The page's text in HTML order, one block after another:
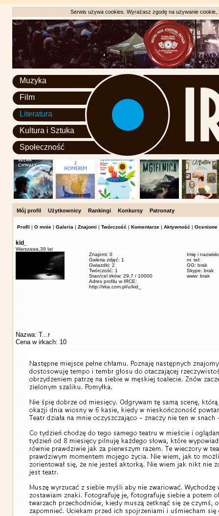
Serwis używa cookies. Wyrażasz zgodę na używanie
Muzyka
Film
Literatura
Kultura i Sztuka
Społeczność
Mój profil Użytkownicy Rankingi Konkursy Patronaty
Profil | O mnie | Galeria | Znajomi | Twórczość | Komentarze | Aktywność | Ocenione
kid_
Warszawa, 39 lat
Znajomi: 0
Galeria zdjęć: 1
Gwiazdki: 2
Twórczość: 1
Stan/cel irków: 29,7 / 10000
Adres profilu w IRCE:
http://irka.com.pl/u/kid_
Imię i
nr. tel:
GG: brak
Skype: brak
www: brak
Nazwa: T...r
Cena w irkach: 10